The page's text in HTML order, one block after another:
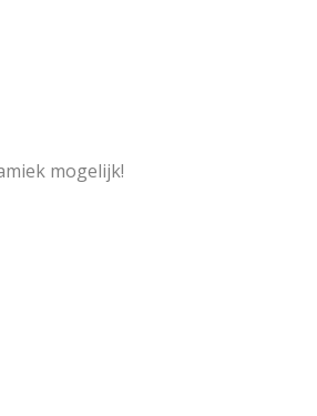
mogelijk!